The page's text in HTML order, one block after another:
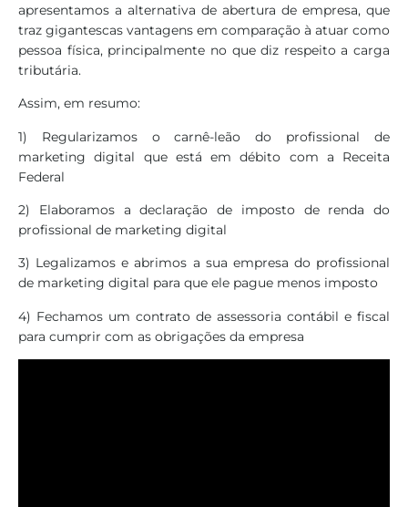
apresentamos a alternativa de abertura de empresa, que
traz gigantescas vantagens em comparação à atuar como
pessoa física, principalmente no que diz respeito a carga
tributária.
Assim, em resumo:
1) Regularizamos o carnê-leão do profissional de
marketing digital que está em débito com a Receita
Federal
2) Elaboramos a declaração de imposto de renda do
profissional de marketing digital
3) Legalizamos e abrimos a sua empresa do profissional
de marketing digital para que ele pague menos imposto
4) Fechamos um contrato de assessoria contábil e fiscal
para cumprir com as obrigações da empresa